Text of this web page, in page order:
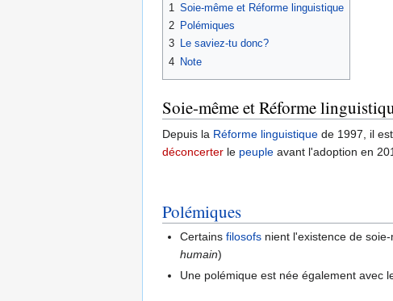
1 Soie-même et Réforme linguistique
2 Polémiques
3 Le saviez-tu donc?
4 Note
Soie-même et Réforme
Depuis la Réforme linguistique de 1997, il
déconcerter le peuple avant l'adoption en
Polémiques
Certainsfilosofs nient l'existence de
humain)
Une polémique est née également avec